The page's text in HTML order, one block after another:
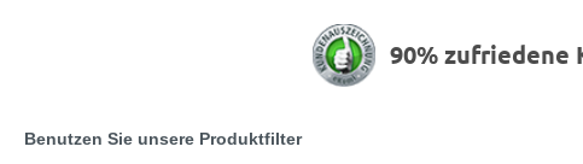
90% zufriedene
Benutzen Sie unsere Produktfilter